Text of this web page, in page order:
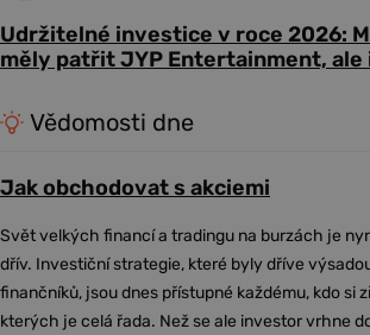
Udržitelné investice v roce 2026:
měly patřit JYP Entertainment, ale
Vědomosti dne
Jak obchodovat s akciemi
Svět velkých financí a tradingu na burzách je
dřív. Investiční strategie, které byly dříve
finančníků, jsou dnes přístupné každému, kdo si
kterých je celá řada. Než se ale investor vrhne